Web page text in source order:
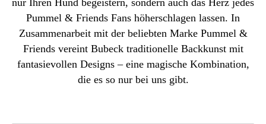
Pummel & Friends Fans höherschlagen lassen. In
Zusammenarbeit mit der beliebten Marke Pummel &
Friends vereint Bubeck traditionelle Backkunst mit
fantasievollen Designs – eine magische Kombination,
die es so nur bei uns gibt.